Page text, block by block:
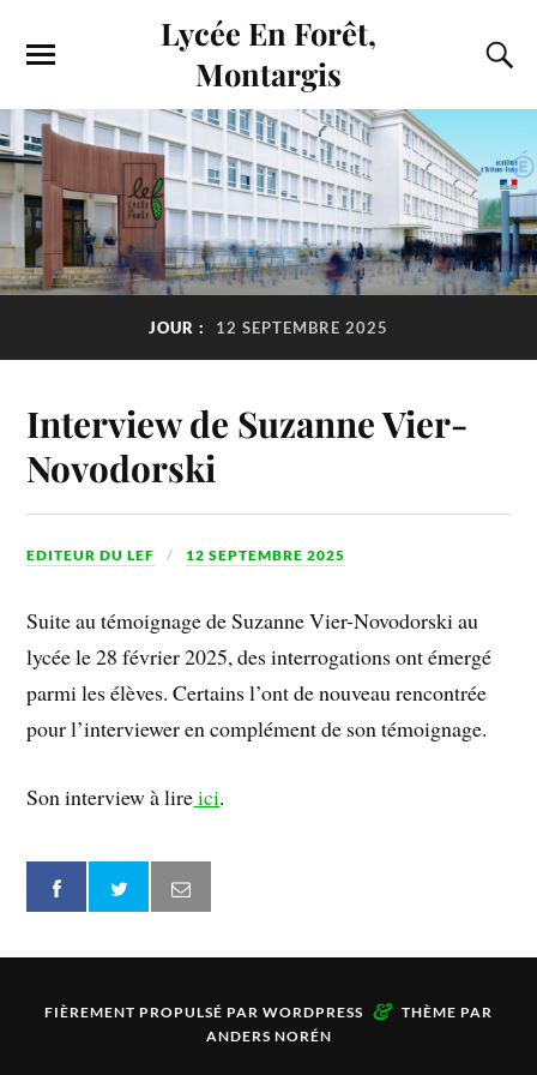
Lycée En Forêt,
Montargis
JOUR : 12 SEPTEMBRE 2025
Interview de Suzanne Vier-
Novodorski
EDITEUR DU LEF 12 SEPTEMBRE 2025
Suite au témoignage de Suzanne Vier-Novodorski au
lycée le 28 février 2025, des interrogations ont émergé
parmi les élèves. Certains l’ont de nouveau rencontrée
pour l’interviewer en complément de son témoignage.
Son interview à lireici.
FIÈREMENT PROPULSÉ PAR WORDPRESS & THÈME PAR
ANDERS NORÉN